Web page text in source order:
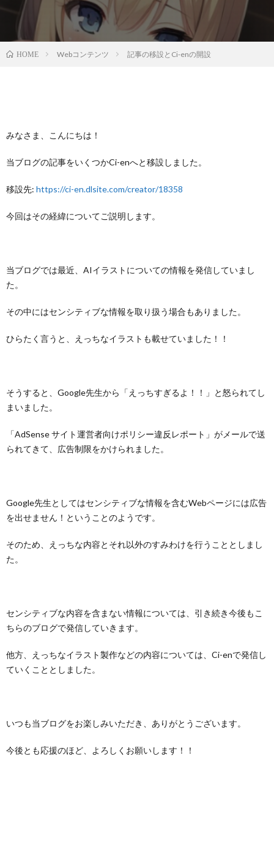
HOME Webコンテンツ 記事の移設とCi-enの開設
みなさま、こんにちは！
当ブログの記事をいくつかCi-enへと移設しました。
移設先: https://ci-en.dlsite.com/creator/18358
今回はその経緯についてご説明します。
当ブログでは最近、AIイラストについての情報を発信していまし
た。
その中にはセンシティブな情報を取り扱う場合もありました。
ひらたく言うと、えっちなイラストも載せていました！！
そうすると、Google先生から「えっちすぎるよ！！」と怒られてし
まいました。
「AdSense サイト運営者向けポリシー違反レポート」がメールで送
られてきて、広告制限をかけられました。
Google先生としてはセンシティブな情報を含むWebページには広告
を出せません！ということのようです。
そのため、えっちな内容とそれ以外のすみわけを行うこととしまし
た。
センシティブな内容を含まない情報については、引き続き今後もこ
ちらのブログで発信していきます。
他方、えっちなイラスト製作などの内容については、Ci-enで発信し
ていくこととしました。
いつも当ブログをお楽しみいただき、ありがとうございます。
今後とも応援のほど、よろしくお願いします！！